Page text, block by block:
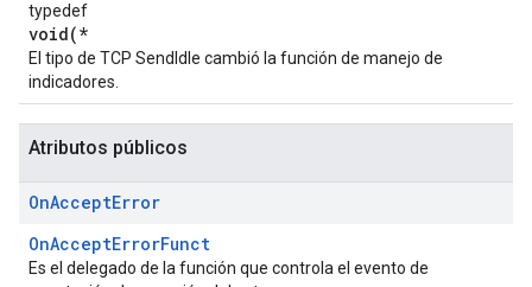
typedef
void(*
El tipo de TCP SendIdle cambió la función de manejo de
indicadores.
Atributos públicos
OnAcceptError
OnAcceptErrorFunct
Es el delegado de la función que controla el evento de